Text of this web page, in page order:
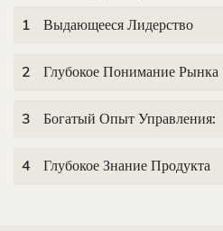
1 Выдающееся Лидерство
2 Глубокое Понимание Рынка
3 Богатый Опыт Управления:
4 Глубокое Знание Продукта